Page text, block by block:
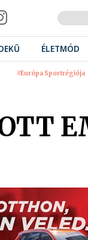
ÉLETMÓD
#Európa Sportrégiója